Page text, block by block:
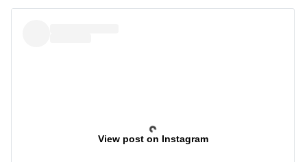
View post on Instagram